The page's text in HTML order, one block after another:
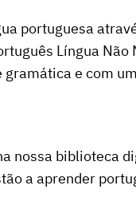
portuguesa
Língua
e com
nossa biblioteca
a aprender